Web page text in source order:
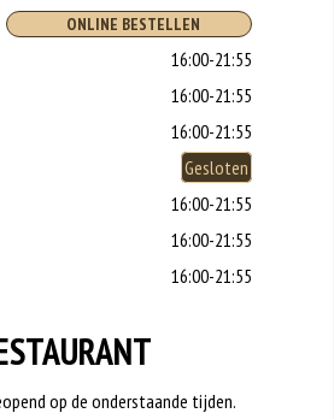
ONLINE BESTELLEN
16:00-21:55
16:00-21:55
16:00-21:55
Gesloten
16:00-21:55
16:00-21:55
16:00-21:55
op de onderstaande tijden.